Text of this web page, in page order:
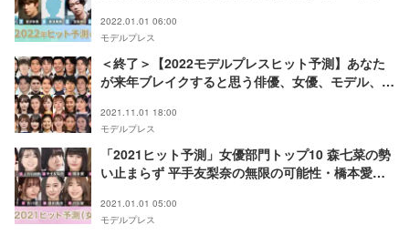
2022.01.01 06:00
モデルプレス
＜終了＞【2022モデルプレスヒット予測】あなた
が来年ブレイクすると思う俳優、女優、モデル、ア
2021.11.01 18:00
モデルプレス
「2021ヒット予測」女優部門トップ10 森七菜の勢
い止まらず 平手友梨奈の無限の可能性・橋本愛ら
2021.01.01 05:00
モデルプレス